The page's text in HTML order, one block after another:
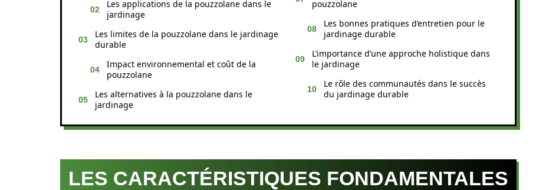
Les applications de la pouzzolane dans le
jardinage
Les limites de la pouzzolane dans le jardinage
durable
Impact environnemental et coût de la
pouzzolane
Les alternatives à la pouzzolane dans le
jardinage
pouzzolane
Les bonnes pratiques d’entretien pour le
jardinage durable
L’importance d’une approche holistique dans
le jardinage
Le rôle des communautés dans le succès
du jardinage durable
LES CARACTÉRISTIQUES FONDAMENTALES